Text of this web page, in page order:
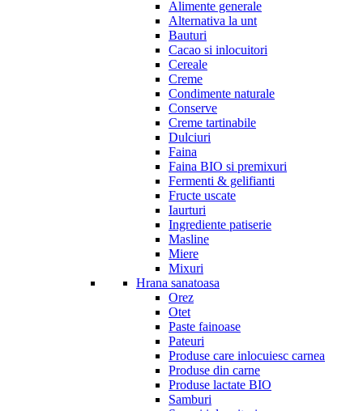
Alimente generale
Alternativa la unt
Bauturi
Cacao si inlocuitori
Cereale
Creme
Condimente naturale
Conserve
Creme tartinabile
Dulciuri
Faina
Faina BIO si premixuri
Fermenti & gelifianti
Fructe uscate
Iaurturi
Ingrediente patiserie
Masline
Miere
Mixuri
Hrana sanatoasa
Orez
Otet
Paste fainoase
Pateuri
Produse care inlocuiesc carnea
Produse din carne
Produse lactate BIO
Samburi